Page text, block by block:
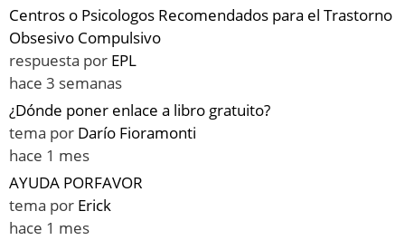
Centros o Psicologos Recomendados para el Trastorno
Obsesivo Compulsivo
respuesta por EPL
hace 3 semanas
¿Dónde poner enlace a libro gratuito?
tema por Darío Fioramonti
hace 1 mes
AYUDA PORFAVOR
tema por Erick
hace 1 mes